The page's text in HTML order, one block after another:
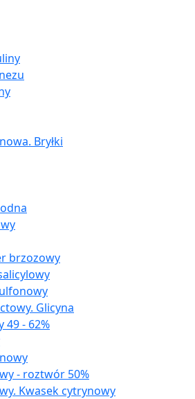
Bryłki
brzozowy
Glicyna
49 - 62%
- roztwór 50%
Kwasek cytrynowy